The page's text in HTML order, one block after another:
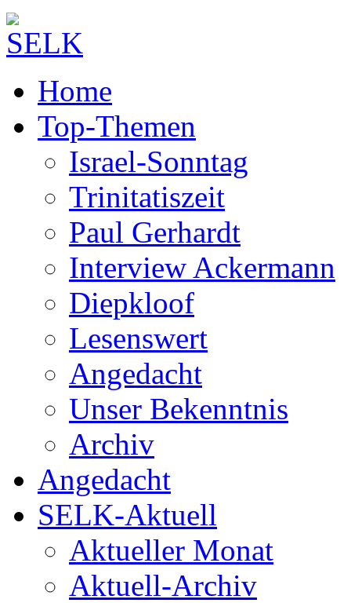
Home
Top-Themen
Israel-Sonntag
Trinitatiszeit
Paul Gerhardt
Interview Ackermann
Diepkloof
Lesenswert
Angedacht
Unser Bekenntnis
Archiv
Angedacht
SELK-Aktuell
Aktueller Monat
Aktuell-Archiv